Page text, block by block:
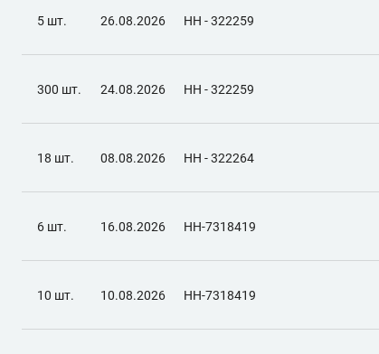
5 шт. 26.08.2026 НН - 322259
300 шт. 24.08.2026 НН - 322259
18 шт. 08.08.2026 НН - 322264
6 шт. 16.08.2026 НН-7318419
10 шт. 10.08.2026 НН-7318419